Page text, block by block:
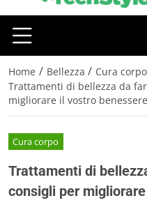
Home / Bellezza / Cura corpo
Trattamenti di bellezza da
migliorare il vostro benessere
Cura corpo
Trattamenti di
consigli per